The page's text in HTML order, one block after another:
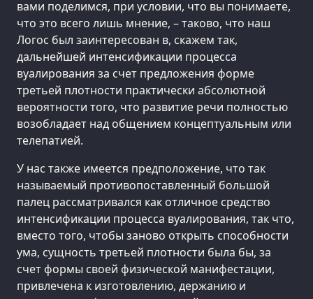
вами поделимся, при условии, что вы понимаете,
что это всего лишь мнение, – таково, что наш
Логос был заинтересован в, скажем так,
дальнейшей интенсификации процесса
вуалирования за счет предложения форме
третьей плотности практически абсолютной
вероятности того, что развитие речи полностью
возобладает над общением концептуальным или
телепатией.
У нас также имеется предположение, что так
называемый противопоставленный большой
палец рассматривался как отличное средство
интенсификации процесса вуалирования, так что,
вместо того, чтобы заново открыть способности
ума, сущность третьей плотности была бы, за
счет формы своей физической манифестации,
привлечена к изготовлению, держанию и